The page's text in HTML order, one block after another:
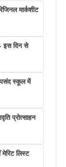
मार्कशीट
इस दिन से
स्कूल में
प्रोत्साहन
मेरिट लिस्ट